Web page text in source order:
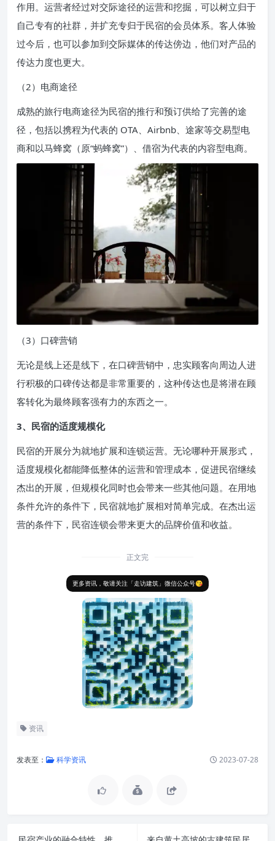
作用。运营者经过对交际途径的运营和挖掘，可以树立归于
自己专有的社群，并扩充专归于民宿的会员体系。客人体验
过今后，也可以参加到交际媒体的传达傍边，他们对产品的
传达力度也更大。
（2）电商途径
成熟的旅行电商途径为民宿的推行和预订供给了完善的途
径，包括以携程为代表的 OTA、Airbnb、途家等交易型电
商和以马蜂窝（原“蚂蜂窝”）、借宿为代表的内容型电商。
（3）口碑营销
无论是线上还是线下，在口碑营销中，忠实顾客向周边人进
行积极的口碑传达都是非常重要的，这种传达也是将潜在顾
客转化为最终顾客强有力的东西之一。
3、民宿的适度规模化
民宿的开展分为就地扩展和连锁运营。无论哪种开展形式，
适度规模化都能降低整体的运营和管理成本，促进民宿继续
杰出的开展，但规模化同时也会带来一些其他问题。在用地
条件允许的条件下，民宿就地扩展相对简单完成。在杰出运
营的条件下，民宿连锁会带来更大的品牌价值和收益。
正文完
更多资讯，敬请关注「走访建筑」微信公众号😘
资讯
发表至： 科学资讯 2023-07-28